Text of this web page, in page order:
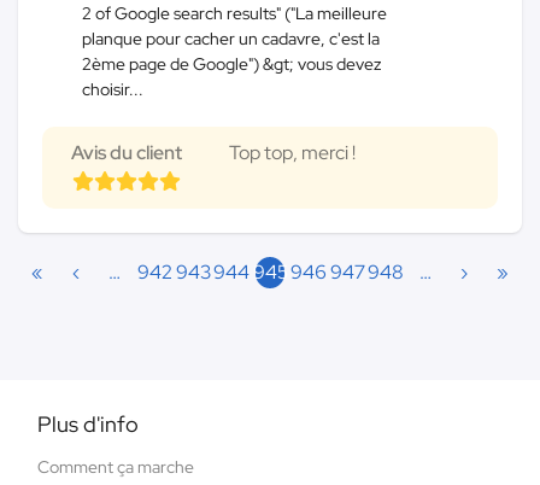
2 of Google search results" ("La meilleure
planque pour cacher un cadavre, c'est la
2ème page de Google") &gt; vous devez
choisir...
Avis du client Top top, merci !
« ‹ … 942943944 945 946947948 … › »
Plus d'info
Comment ça marche